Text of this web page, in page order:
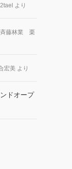
2tael より
斉藤林業 栗
宏美 より
ドオープ